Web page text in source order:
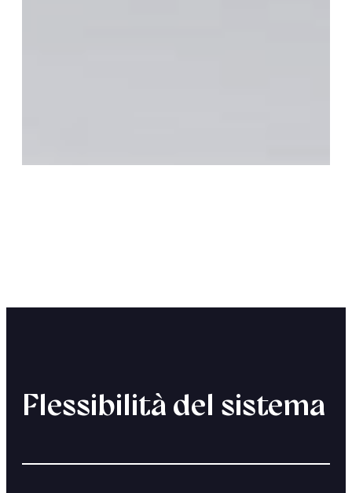
Flessibilità del sistema